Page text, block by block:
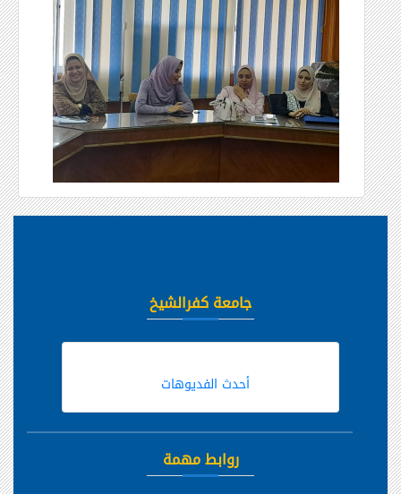
جامعة كفرالشيخ
أحدث الفديوهات
روابط مهمة